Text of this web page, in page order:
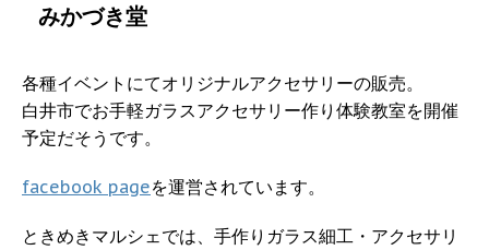
みかづき堂
各種イベントにてオリジナルアクセサリーの販売。
白井市でお手軽ガラスアクセサリー作り体験教室を開催
予定だそうです。
facebook pageを運営されています。
ときめきマルシェでは、手作りガラス細工・アクセサリ